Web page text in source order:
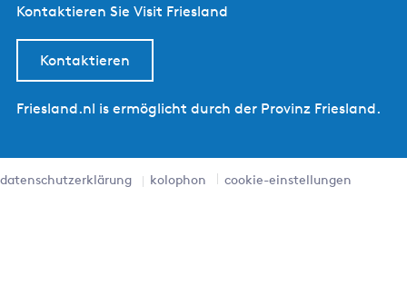
Kontaktieren Sie Visit Friesland
Kontaktieren
Friesland.nl is ermöglicht durch der Provinz Friesland.
datenschutzerklärung kolophon cookie-einstellungen